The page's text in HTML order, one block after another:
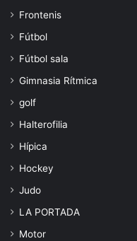
Frontenis
Fútbol
Fútbol sala
Gimnasia Rítmica
golf
Halterofilia
Hípica
Hockey
Judo
LA PORTADA
Motor